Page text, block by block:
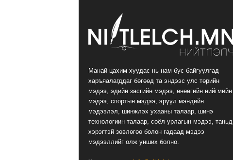
Манай цахим хуудас нь нам бус байгуулгад
харъяалагддаг бөгөөд та эндээс улс төрийн
мэдээ, эдийн засгийн мэдээ, өнөөгийн нийгмийн
мэдээ, спортын мэдээ, эрүүл мэндийн
мэдээлэл, шинжлэх ухааны талаар, шинэ
технологиин талаар, соёл урлагын мэдээ, таньд
хэрэгтэй зөвлөгөө болон гадаад мэдээ
мэдээллийг олж унших болно.